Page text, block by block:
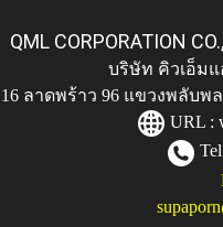
QML CORPORATION
บริษัท คิวเอ็ม
ลาดพร้าว 96 แขวงพลับพ
URL :